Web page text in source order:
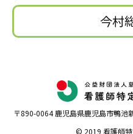
今村
〒890-0064 鹿児島県鹿児島市鴨池
© 2019 看護師